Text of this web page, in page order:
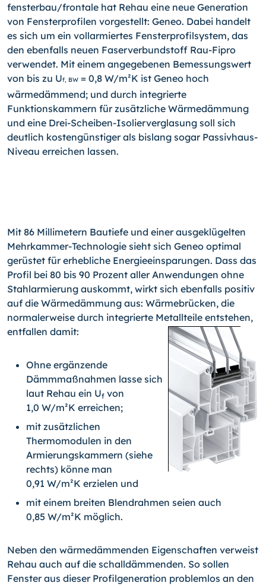
fensterbau/frontale hat Rehau eine neue Generation
von Fensterprofilen vorgestellt: Geneo. Dabei handelt
es sich um ein vollarmiertes Fensterprofilsystem, das
den ebenfalls neuen Faserverbundstoff Rau-Fipro
verwendet. Mit einem angegebenen Bemessungswert
von bis zu Uf, BW = 0,8 W/m²K ist Geneo hoch
wärmedämmend; und durch integrierte
Funktionskammern für zusätzliche Wärmedämmung
und eine Drei-Scheiben-Isolierverglasung soll sich
deutlich kostengünstiger als bislang sogar Passivhaus-
Niveau erreichen lassen.
Mit 86 Millimetern Bautiefe und einer ausgeklügelten
Mehrkammer-Technologie sieht sich Geneo optimal
gerüstet für erhebliche Energieeinsparungen. Dass das
Profil bei 80 bis 90 Prozent aller Anwendungen ohne
Stahlarmierung auskommt, wirkt sich ebenfalls positiv
auf die Wärmedämmung aus: Wärmebrücken, die
normalerweise durch integrierte Metallteile entstehen,
entfallen damit:
Ohne ergänzende
Dämmmaßnahmen lasse sich
laut Rehau ein Uf von
1,0 W/m²K erreichen;
mit zusätzlichen
Thermomodulen in den
Armierungskammern (siehe
rechts) könne man
0,91 W/m²K erzielen und
mit einem breiten Blendrahmen seien auch
0,85 W/m²K möglich.
Neben den wärmedämmenden Eigenschaften verweist
Rehau auch auf die schalldämmenden. So sollen
Fenster aus dieser Profilgeneration problemlos an den